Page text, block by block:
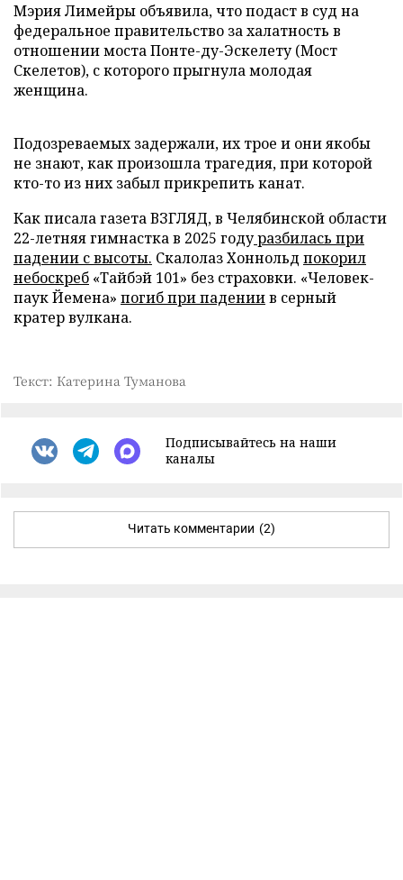
Мэрия Лимейры объявила, что подаст в суд на
федеральное правительство за халатность в
отношении моста Понте-ду-Эскелету (Мост
Скелетов), с которого прыгнула молодая
женщина.
Подозреваемых задержали, их трое и они якобы
не знают, как произошла трагедия, при которой
кто-то из них забыл прикрепить канат.
Как писала газета ВЗГЛЯД, в Челябинской области
22-летняя гимнастка в 2025 годуразбилась при
падении с высоты. Скалолаз Хоннольд покорил
небоскреб «Тайбэй 101» без страховки. «Человек-
паук Йемена» погиб при падениив серный
кратер вулкана.
Текст: Катерина Туманова
Подписывайтесь на наши
каналы
Читать комментарии (2)